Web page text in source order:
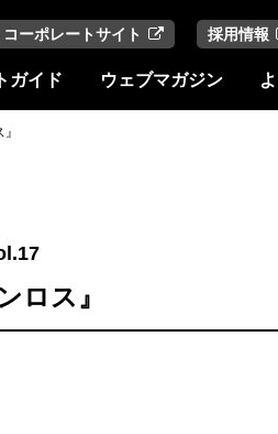
コーポレートサイト 採用情報
ガイド ウェブマガジン
ロス』